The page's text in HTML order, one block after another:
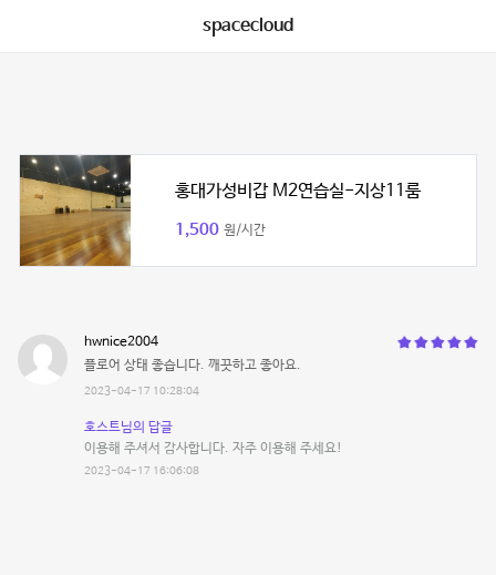
spacecloud
홍대가성비갑 M2연습실-지상11룸
1,500 원/시간
hwnice2004
플로어 상태 좋습니다. 깨끗하고 좋아요.
2023-04-17 10:28:04
호스트님의 답글
이용해 주셔서 감사합니다. 자주 이용해 주세요!
2023-04-17 16:06:08